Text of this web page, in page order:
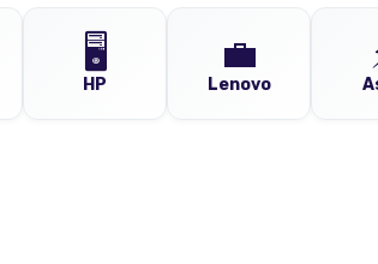
🖥️
HP
💼
Lenovo